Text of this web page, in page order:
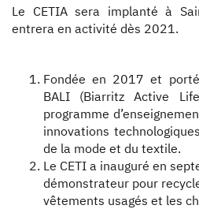
Le CETIA sera implanté à
entrera en activité dès 2021.
Fondée en 2017 et
BALI (Biarritz Active
programme
innovations
de la mode et du textile.
Le CETI a inauguré en
démonstrateur pour
vêtements usagés et les